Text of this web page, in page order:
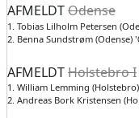
AFMELDTOdense
1. Tobias Lilholm Petersen
2. Benna Sundstrøm (Odense)
AFMELDTHolstebro I
1. William Lemming
2. Andreas Bork Kristensen